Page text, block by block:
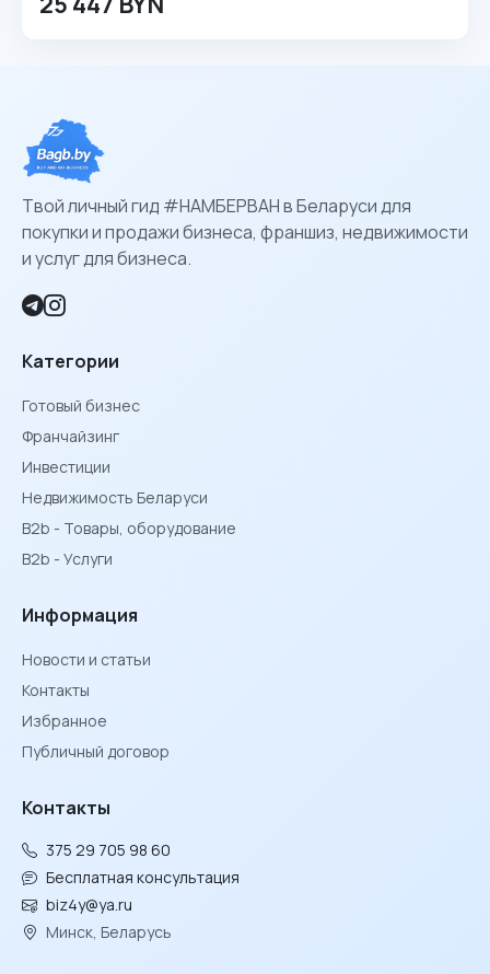
Твой личный гид #НАМБЕРВАН в Беларуси для
покупки и продажи бизнеса, франшиз, недвижимости
и услуг для бизнеса.
Категории
Готовый бизнес
Франчайзинг
Инвестиции
Недвижимость Беларуси
B2b - Товары, оборудование
B2b - Услуги
Информация
Новости и статьи
Контакты
Избранное
Публичный договор
Контакты
375 29 705 98 60
Бесплатная консультация
biz4y@ya.ru
Минск, Беларусь